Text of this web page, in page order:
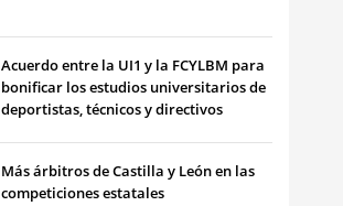
Acuerdo entre la UI1 y la FCYLBM para
bonificar los estudios universitarios de
deportistas, técnicos y directivos
Más árbitros de Castilla y León en las
competiciones estatales